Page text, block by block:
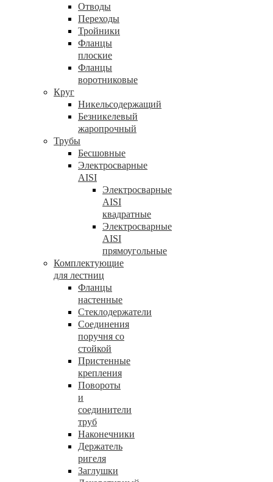
Отводы
Переходы
Тройники
Фланцы
плоские
Фланцы
воротниковые
Круг
Никельсодержащий
Безникелевый
жаропрочный
Трубы
Бесшовные
Электросварные
AISI
Электросварные
AISI
квадратные
Электросварные
AISI
прямоугольные
Комплектующие
для лестниц
Фланцы
настенные
Стеклодержатели
Соединения
поручня со
стойкой
Пристенные
крепления
Повороты
и
соединители
труб
Наконечники
Держатель
ригеля
Заглушки